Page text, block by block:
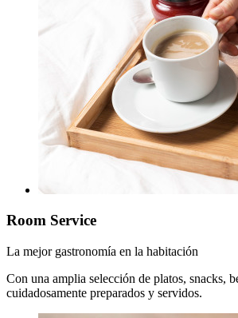
Room Service
La mejor gastronomía en la habitación
Con una amplia selección de platos, snacks,
cuidadosamente preparados y servidos.